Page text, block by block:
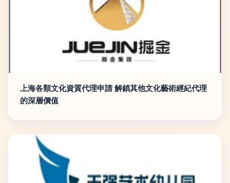
上海各類文化資質代理申請 解鎖其他文化藝術經紀代理
的深層價值